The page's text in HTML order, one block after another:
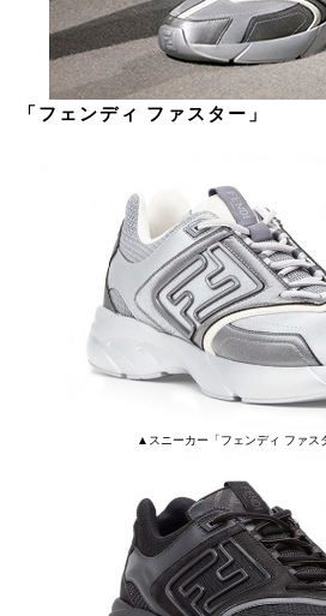
「フェンディ ファスター」
▲スニーカー「フェンディ ファス